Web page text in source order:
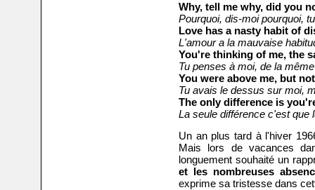
Why, tell me why, did you
Pourquoi, dis-moi pourquoi,
Love has a nasty habit of
L'amour a la mauvaise
You're thinking of me, the
Tu penses à moi, de la
You were above me, but
Tu avais le dessus sur moi,
The only difference is
La seule différence c'est que
Un an plus tard à l'hiver
Mais lors de vacances
longuement souhaité un
et les nombreuses
exprime sa tristesse dans